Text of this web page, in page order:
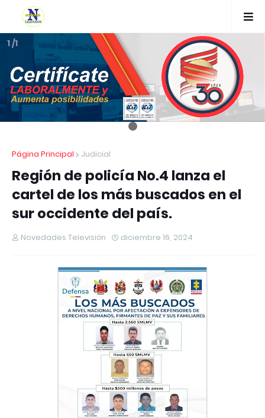
1 /1
Página Principal Judicial
Región de policía No.4 lanza el
cartel de los más buscados en el
sur occidente del país.
Novedades Televisión diciembre 16, 2024